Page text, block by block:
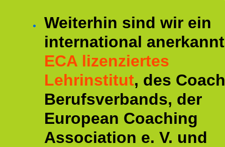
Weiterhin sind wir ein
international
ECA lizenziertes
Lehrinstitut, des
Berufsverbands, der
European Coaching
Association e. V. und